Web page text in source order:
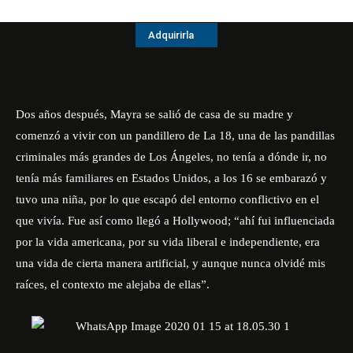
Adquirirla
Dos años después, Mayra se salió de casa de su madre y
comenzó a vivir con un pandillero de La 18, una de las pandillas
criminales más grandes de Los Ángeles, no tenía a dónde ir, no
tenía más familiares en Estados Unidos, a los 16 se embarazó y
tuvo una niña, por lo que escapó del entorno conflictivo en el
que vivía. Fue así como llegó a Hollywood; “ahí fui influenciada
por la vida americana, por su vida liberal e independiente, era
una vida de cierta manera artificial, y aunque nunca olvidé mis
raíces, el contexto me alejaba de ellas”.